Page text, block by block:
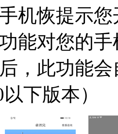
机恢提示
能对您的
，此功能
下版本）